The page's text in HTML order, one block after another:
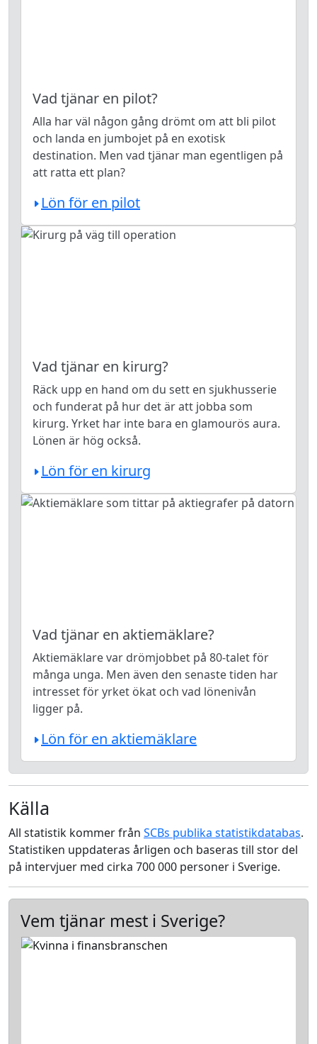
Vad tjänar en pilot?
Alla har väl någon gång drömt om att bli pilot
och landa en jumbojet på en exotisk
destination. Men vad tjänar man egentligen på
att ratta ett plan?
Lön för en pilot
Vad tjänar en kirurg?
Räck upp en hand om du sett en sjukhusserie
och funderat på hur det är att jobba som
kirurg. Yrket har inte bara en glamourös aura.
Lönen är hög också.
Lön för en kirurg
Vad tjänar en aktiemäklare?
Aktiemäklare var drömjobbet på 80-talet för
många unga. Men även den senaste tiden har
intresset för yrket ökat och vad lönenivån
ligger på.
Lön för en aktiemäklare
Källa
All statistik kommer från SCBs publika statistikdatabas.
Statistiken uppdateras årligen och baseras till stor del
på intervjuer med cirka 700 000 personer i Sverige.
Vem tjänar mest i Sverige?